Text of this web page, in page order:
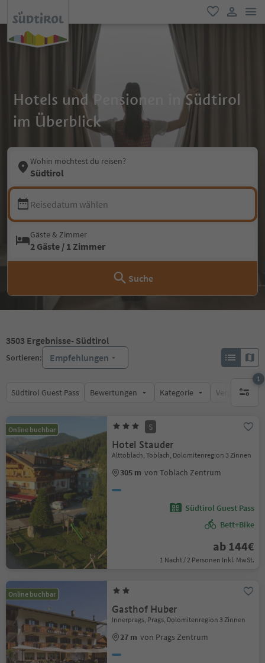
favorit
user link
Hotels und Pensionen in Südtirol
im Überblick
Wohin möchtest du reisen?
Südtirol
Reisedatum wählen
Gäste & Zimmer
2 Gäste / 1 Zimmer
Suche
3503 Ergebnisse- Südtirol
Sortieren: Empfehlungen
Südtirol Guest Pass Bewertungen Kategorie
1
1
Online buchbar S
Hotel Stauder
Alttoblach, Toblach, Dolomitenregion 3 Zinnen
305 m von Toblach Zentrum
Südtirol Guest Pass
Bett+Bike
ab 144€
1 Nacht / 2 Personen Inkl. MwSt.
Online buchbar
Gasthof Huber
Innerprags, Prags, Dolomitenregion 3 Zinnen
27 m von Prags Zentrum